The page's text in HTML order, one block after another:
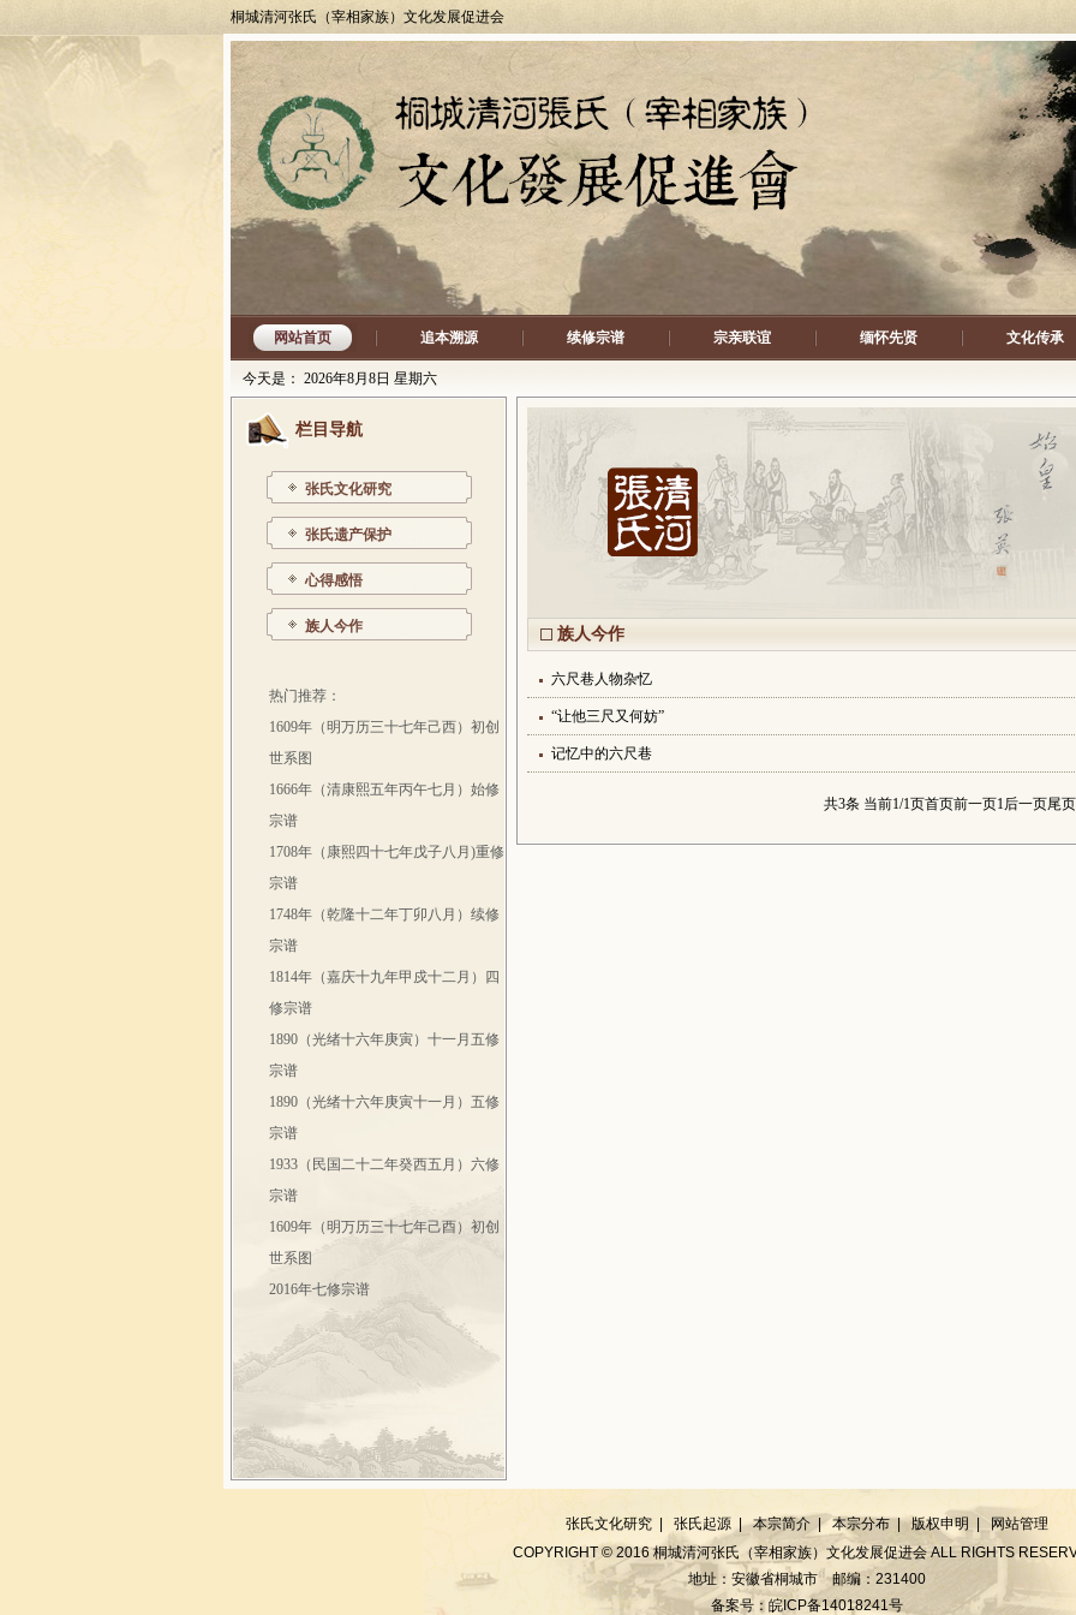
桐城清河张氏（宰相家族）文化发展促进会
网站首页 追本溯源 续修宗谱 宗亲联谊 缅怀先贤 文化传承
今天是： 2026年8月8日 星期六
栏目导航
张氏文化研究
张氏遗产保护
心得感悟
族人今作
热门推荐：
1609年（明万历三十七年己西）初创
世系图
1666年（清康熙五年丙午七月）始修
宗谱
1708年（康熙四十七年戊子八月)重修
宗谱
1748年（乾隆十二年丁卯八月）续修
宗谱
1814年（嘉庆十九年甲戍十二月）四
修宗谱
1890（光绪十六年庚寅）十一月五修
宗谱
1890（光绪十六年庚寅十一月）五修
宗谱
1933（民国二十二年癸西五月）六修
宗谱
1609年（明万历三十七年己酉）初创
世系图
2016年七修宗谱
族人今作
六尺巷人物杂忆
“让他三尺又何妨”
记忆中的六尺巷
共3条 当前1/1页首页前一页1后一页尾页
张氏文化研究 张氏起源 | 本宗简介 | 本宗分布 | 版权申明
网站管理
COPYRIGHT © 2016 桐城清河张氏（宰相家族）文化发展促进会 ALL RIGHTS
地址：安徽省桐城市 邮编：231400
备案号：皖ICP备14018241号